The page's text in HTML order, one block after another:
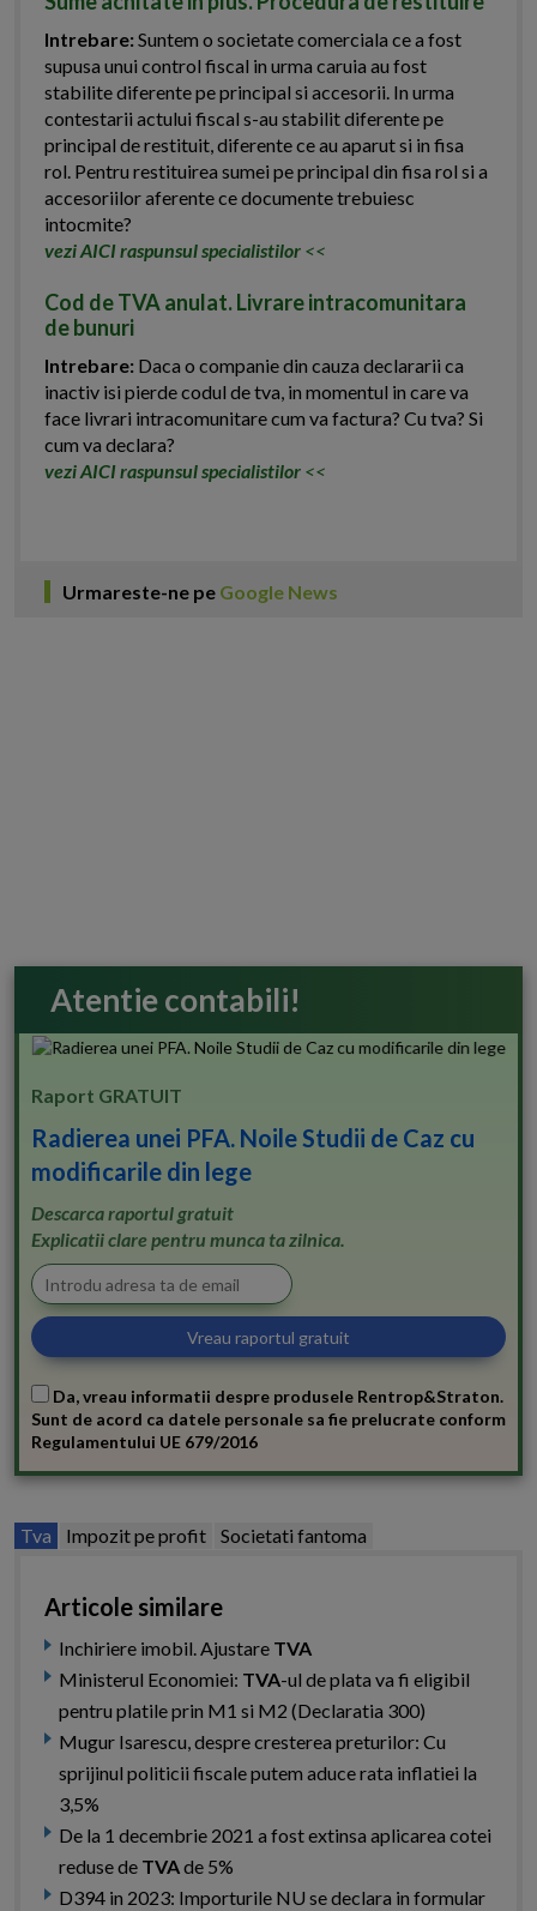
Intrebare:Suntem o societate comerciala ce a fost
supusa unui control fiscal in urma caruia au fost
stabilite diferente pe principal si accesorii. In urma
contestarii actului fiscal s-au stabilit diferente pe
principal de restituit, diferente ce au aparut si in fisa
rol. Pentru restituirea sumei pe principal din fisa rol si a
accesoriilor aferente ce documente trebuiesc
intocmite?
vezi AICI raspunsul specialistilor <<
Cod de TVA anulat. Livrare intracomunitara
de bunuri
Intrebare: Daca o companie din cauza declararii ca
inactiv isi pierde codul de tva, in momentul in care va
face livrari intracomunitare cum va factura? Cu tva? Si
cum va declara?
vezi AICI raspunsul specialistilor <<
Urmareste-ne pe Google News
Atentie contabili!
Raport GRATUIT
Radierea unei PFA. Noile Studii de Caz cu
modificarile din lege
Descarca raportul gratuit
Explicatii clare pentru munca ta zilnica.
Da, vreau informatii despre produsele Rentrop&Straton.
Sunt de acord ca datele personale sa fie prelucrate conform
Regulamentului UE 679/2016
Tva Impozit pe profit Societati fantoma
Articole similare
Inchiriere imobil. Ajustare TVA
Ministerul Economiei: TVA-ul de plata va fi eligibil
pentru platile prin M1 si M2 (Declaratia 300)
Mugur Isarescu, despre cresterea preturilor: Cu
sprijinul politicii fiscale putem aduce rata inflatiei la
3,5%
De la 1 decembrie 2021 a fost extinsa aplicarea cotei
reduse de TVAde 5%
D394 in 2023: Importurile NU se declara in formular